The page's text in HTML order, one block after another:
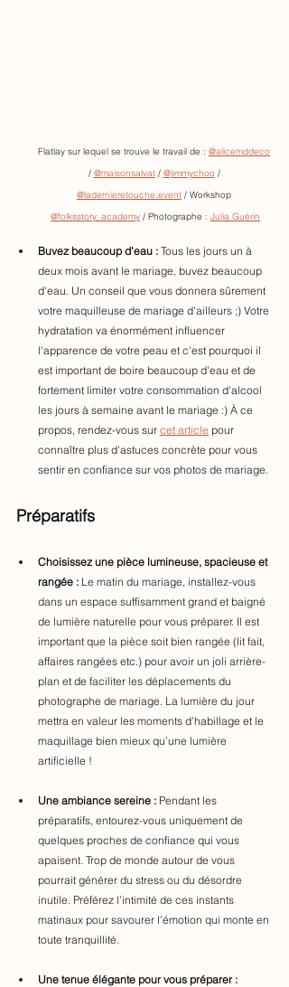
Flatlay sur lequel se trouve le travail de : @alicemddeco
/ @maisonsalvat / @jimmychoo /
@ladernieretouche.event / Workshop
@folksstory_academy / Photographe : Julia Guérin
Buvez beaucoup d'eau : Tous les jours un à
deux mois avant le mariage, buvez beaucoup
d'eau. Un conseil que vous donnera sûrement
votre maquilleuse de mariage d'ailleurs ;) Votre
hydratation va énormément influencer
l'apparence de votre peau et c'est pourquoi il
est important de boire beaucoup d'eau et de
fortement limiter votre consommation d'alcool
les jours à semaine avant le mariage :) À ce
propos, rendez-vous sur cet article pour
connaître plus d'astuces concrète pour vous
sentir en confiance sur vos photos de mariage.
Préparatifs
Choisissez une pièce lumineuse, spacieuse et
rangée : Le matin du mariage, installez-vous
dans un espace suffisamment grand et baigné
de lumière naturelle pour vous préparer. Il est
important que la pièce soit bien rangée (lit fait,
affaires rangées etc.) pour avoir un joli arrière-
plan et de faciliter les déplacements du
photographe de mariage. La lumière du jour
mettra en valeur les moments d’habillage et le
maquillage bien mieux qu’une lumière
artificielle !
Une ambiance sereine : Pendant les
préparatifs, entourez-vous uniquement de
quelques proches de confiance qui vous
apaisent. Trop de monde autour de vous
pourrait générer du stress ou du désordre
inutile. Préférez l’intimité de ces instants
matinaux pour savourer l’émotion qui monte en
toute tranquillité.
Une tenue élégante pour vous préparer :